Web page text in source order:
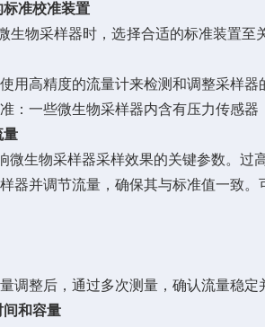
准校准装置
物采样器时，选择合适的标准装置至
高精度的流量计来检测和调整采样器
一些微生物采样器内含有压力传感器
量
生物采样器采样效果的关键参数。过
并调节流量，确保其与标准值一致。
整后，通过多次测量，确认流量稳定
和容量